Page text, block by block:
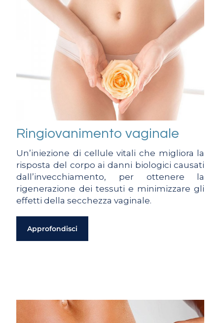
Ringiovanimento vaginale
Un’iniezione di cellule vitali che migliora la
risposta del corpo ai danni biologici causati
dall’invecchiamento, per ottenere la
rigenerazione dei tessuti e minimizzare gli
effetti della secchezza vaginale.
Approfondisci